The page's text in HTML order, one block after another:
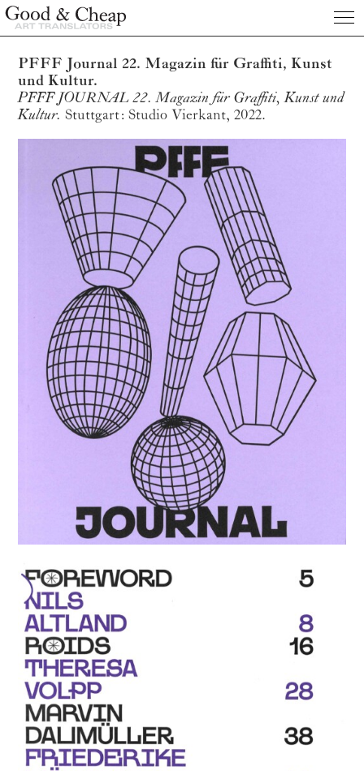
Publications
About us
Clients
Contact
PFFF Journal 22. Magazin für Graffiti, Kunst
und Kultur.
PFFF JOURNAL 22. Magazin für Graffiti, Kunst und
Kultur. Stuttgart: Studio Vierkant, 2022.